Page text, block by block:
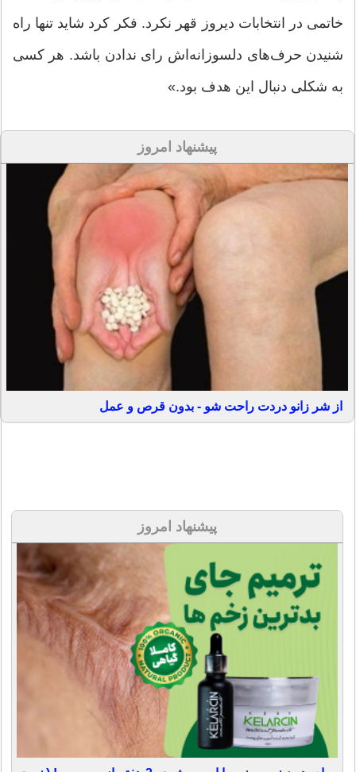
خاتمی در انتخابات دیروز قهر نکرد. فکر کرد شاید تنها راه
شنیدن حرف‌های دلسوزانه‌اش رای ندادن باشد. هر کسی
به شکلی دنبال این هدف بود.»
پیشنهاد امروز
از شر زانو دردت راحت شو - بدون قرص و عمل
پیشنهاد امروز